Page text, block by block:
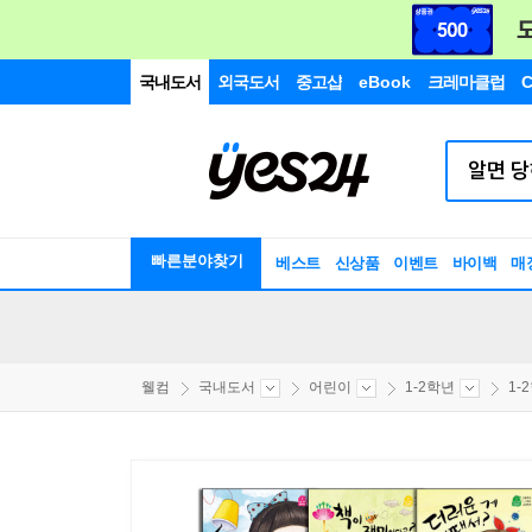
국내도서 외국도서 중고샵 eBook 크레마클럽
빠른분야찾기 베스트 신상품 이벤트 바이백 매
웰컴 국내도서 어린이 1-2학년 1-